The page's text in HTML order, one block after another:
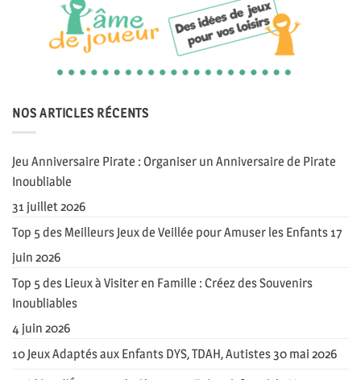
NOS ARTICLES RÉCENTS
Jeu Anniversaire Pirate : Organiser un Anniversaire de Pirate
Inoubliable
31 juillet 2026
Top 5 des Meilleurs Jeux de Veillée pour Amuser les Enfants17
juin 2026
Top 5 des Lieux à Visiter en Famille : Créez des Souvenirs
Inoubliables
4 juin 2026
10 Jeux Adaptés aux Enfants DYS, TDAH, Autistes 30 mai 2026